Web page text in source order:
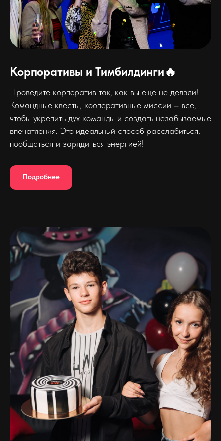
Корпоративы и Тимбилдинги🔥
Проведите корпоратив так, как вы еще не делали!
Командные квесты, кооперативные миссии – всё,
чтобы укрепить дух команды и создать незабываемые
впечатления. Это идеальный способ расслабиться,
пообщаться и зарядиться энергией!
Подробнее